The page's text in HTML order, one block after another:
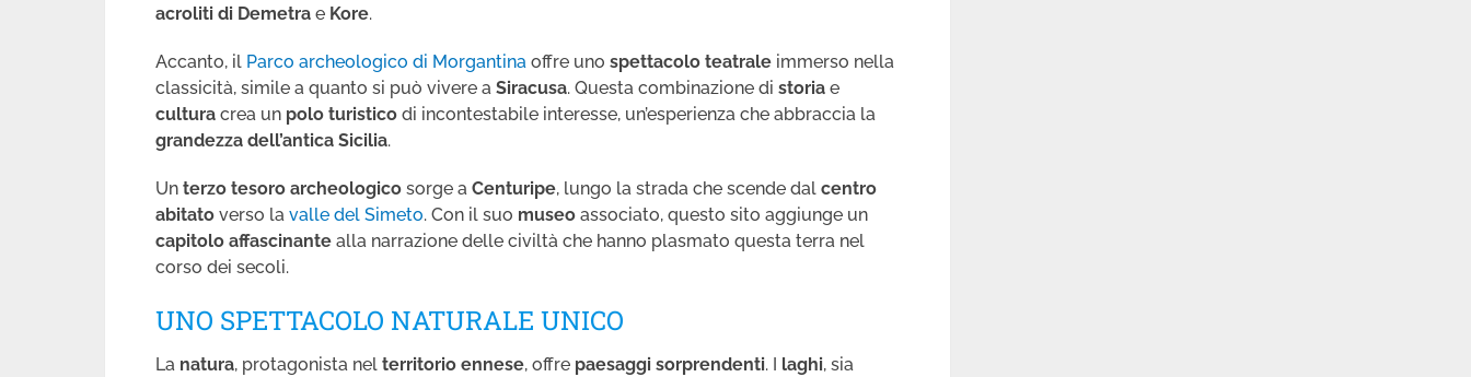
acroliti di Demetra e Kore.
Accanto, il Parco archeologico di Morgantina offre uno spettacolo teatrale immerso nella
classicità, simile a quanto si può vivere a Siracusa. Questa combinazione di storia e
cultura crea un polo turistico di incontestabile interesse, un’esperienza che abbraccia la
grandezza dell’antica Sicilia.
Un terzo tesoro archeologico sorge a Centuripe, lungo la strada che scende dal centro
abitato verso la valle del Simeto. Con il suo museo associato, questo sito aggiunge un
capitolo affascinante alla narrazione delle civiltà che hanno plasmato questa terra nel
corso dei secoli.
UNO SPETTACOLO NATURALE UNICO
La natura, protagonista nel territorio ennese, offre paesaggi sorprendenti. I laghi, sia